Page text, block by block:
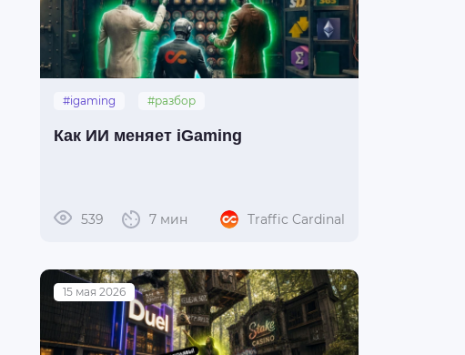
#igaming
#разбор
Как ИИ меняет iGaming
539 7 мин Traffic Cardinal
15 мая 2026